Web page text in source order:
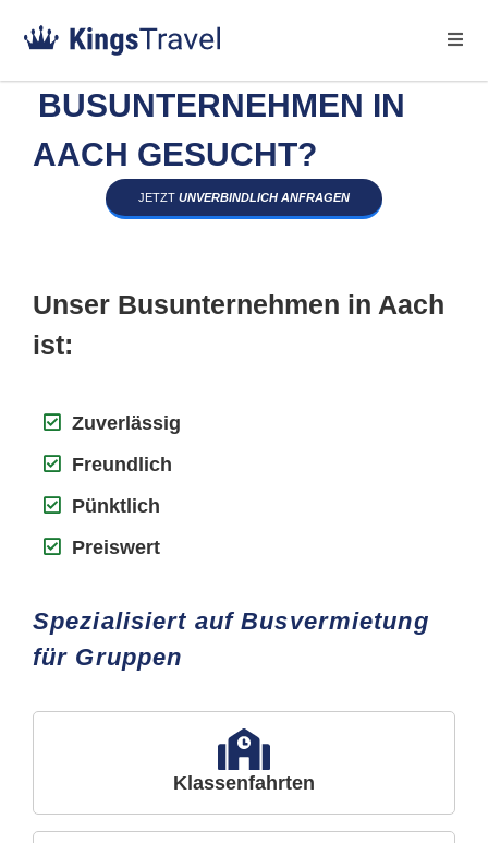
BUSUNTERNEHMEN IN
AACH GESUCHT?
JETZT UNVERBINDLICH ANFRAGEN
Unser Busunternehmen in Aach
ist:
Zuverlässig
Freundlich
Pünktlich
Preiswert
Spezialisiert auf Busvermietung
für Gruppen
Klassenfahrten